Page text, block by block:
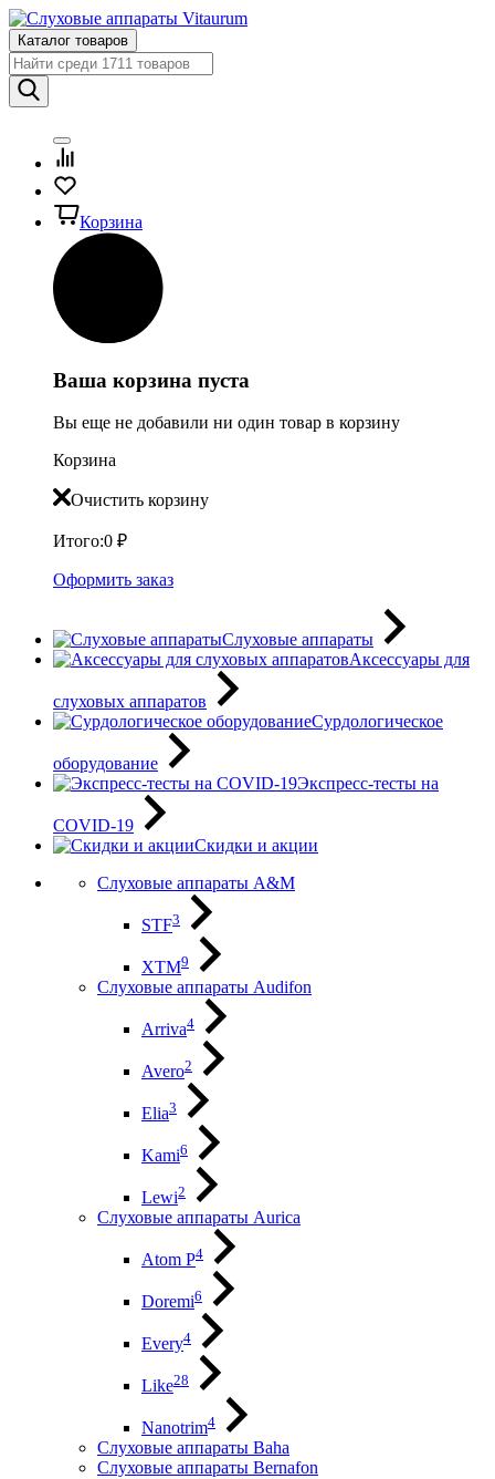
Каталог товаров
Корзина
Ваша корзина пуста
Вы еще не добавили ни один товар в корзину
Корзина
Очистить корзину
Итого:0 ₽
Оформить заказ
Слуховые аппараты
Аксессуары для
слуховых аппаратов
Сурдологическое
оборудование
Экспресс-тесты на
COVID-19
Скидки и акции
Слуховые аппараты A&M
STF3
XTM9
Слуховые аппараты Audifon
Arriva4
Avero2
Elia3
Kami6
Lewi2
Слуховые аппараты Aurica
Atom P4
Doremi6
Every4
Like28
Nanotrim4
Слуховые аппараты Baha
Слуховые аппараты Bernafon